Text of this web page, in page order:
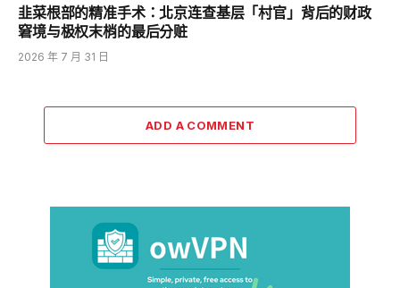
韭菜根部的精准手术：北京连查基层「村官」背后的财政
窘境与极权末梢的最后分赃
2026 年 7 月 31 日
ADD A COMMENT